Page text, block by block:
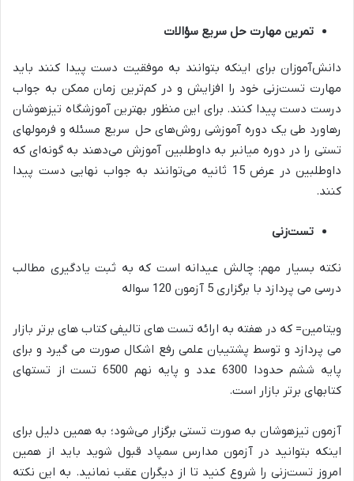
تمرین مهارت حل سریع سؤالات
دانش‌آموزان برای اینکه بتوانند به موفقیت دست پیدا کنند باید
مهارت تست‌زنی خود را افزایش و در کم‌ترین زمان ممکن به جواب
درست دست پیدا کنند. برای این منظور بهترین آموزشگاه تیزهوشان
رهاورد طی یک دوره آموزشی روش‌های حل سریع مسئله و فرمولهای
تستی را در دوره میانبر به داوطلبین آموزش می‌دهند به گونه‌ای که
داوطلبین در عرض 15 ثانیه می‌توانند به جواب نهایی دست پیدا
کنند.
تست‌زنی
نکته بسیار مهم: چالش عیدانه است که به ثبت یادگیری مطالب
درسی می پردازد با برگزاری 5 آزمون 120 سواله
ویتامین= که در هفته به ارائه تست های تالیفی کتاب های برتر بازار
می پردازد و توسط پشتیبان علمی رفع اشکال صورت می گیرد و برای
پایه ششم حدودا 6300 عدد و پایه نهم 6500 تست از تستهای
کتابهای برتر بازار است.
آزمون تیزهوشان به صورت تستی برگزار می‌شود؛ به همین دلیل برای
اینکه بتوانید در آزمون مدارس سمپاد قبول شوید باید از همین
امروز تست‌زنی را شروع کنید تا از دیگران عقب نمانید. به این نکته